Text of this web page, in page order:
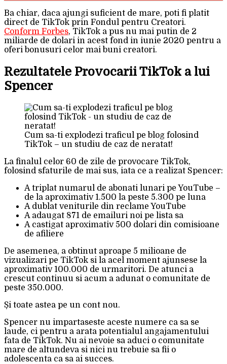
Ba chiar, daca ajungi suficient de mare, poti fi platit
direct de TikTok prin Fondul pentru Creatori.
Conform Forbes, TikTok a pus nu mai putin de 2
miliarde de dolari in acest fond in iunie 2020 pentru a
oferi bonusuri celor mai buni creatori.
Rezultatele Provocarii TikTok a lui
Spencer
Cum sa-ti explodezi traficul pe blog folosind
TikTok – un studiu de caz de neratat!
La finalul celor 60 de zile de provocare TikTok,
folosind sfaturile de mai sus, iata ce a realizat Spencer:
A triplat numarul de abonati lunari pe YouTube –
de la aproximativ 1.500 la peste 5.300 pe luna
A dublat veniturile din reclame YouTube
A adaugat 871 de emailuri noi pe lista sa
A castigat aproximativ 500 dolari din comisioane
de afiliere
De asemenea, a obtinut aproape 5 milioane de
vizualizari pe TikTok si la acel moment ajunsese la
aproximativ 100.000 de urmaritori. De atunci a
crescut continuu si acum a adunat o comunitate de
peste 350.000.
Și toate astea pe un cont nou.
Spencer nu impartaseste aceste numere ca sa se
laude, ci pentru a arata potentialul angajamentului
fata de TikTok. Nu ai nevoie sa aduci o comunitate
mare de altundeva si nici nu trebuie sa fii o
adolescenta ca sa ai succes.